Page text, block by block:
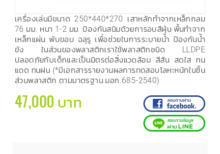
เครื่องเล่นมีขนาด 250*440*270 เสาหลักทำจากเหล็กกลม
76 มม. หนา 1-2 มม. ป้องกันสนิมด้วยการอบสีฝุ่น พื้นทำจาก
เหล็กแผ่น พับขอบ ฉลุรู เพื่อช่วยในการระบายน้ำ ป้องกันน้ำ
ขัง ในส่วนของพลาสติกเราใช้พลาสติกชนิด LLDPE
ปลอดภัยกับเด็กและเป็นมิตรต่อสิ่งแวดล้อม สีสัน สดใส ทน
แดด ทนฝน (*มีเอกสารรายงานผลการทดสอบโลหะหนักในชิ้น
ส่วนพลาสติก ตามมาตรฐาน มอก.685-2540)
47,000 บาท